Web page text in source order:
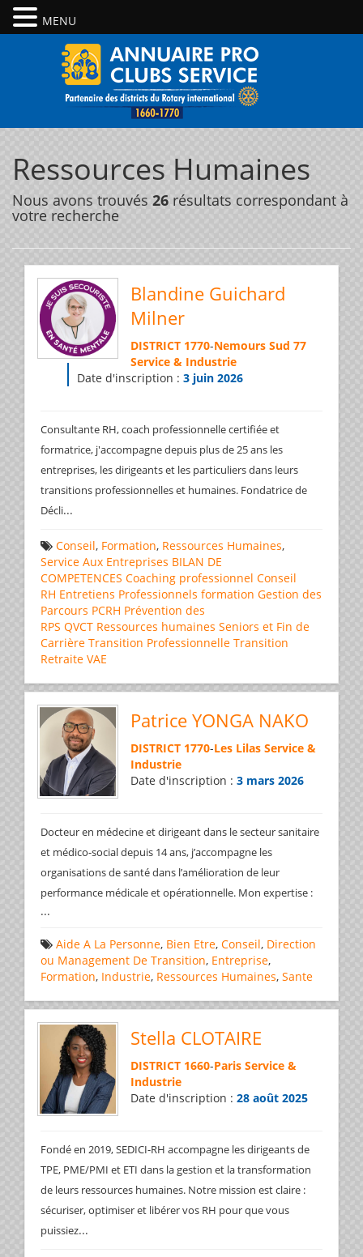
Ressources Humaines
Nous avons trouvés 26 résultats correspondant à
votre recherche
Blandine Guichard
Milner
DISTRICT 1770-Nemours Sud 77
Service & Industrie
Date d'inscription : 3 juin 2026
Consultante RH, coach professionnelle certifiée et
formatrice, j'accompagne depuis plus de 25 ans les
entreprises, les dirigeants et les particuliers dans leurs
transitions professionnelles et humaines. Fondatrice de
Décli...
Conseil, Formation, Ressources Humaines,
Service Aux Entreprises BILAN DE
COMPETENCES Coaching professionnel Conseil
RH Entretiens Professionnels formation Gestion des
Parcours PCRH Prévention des
RPS QVCT Ressources humaines Seniors et Fin de
Carrière Transition Professionnelle Transition
Retraite VAE
Patrice YONGA NAKO
DISTRICT 1770-Les Lilas Service &
Industrie
Date d'inscription : 3 mars 2026
Docteur en médecine et dirigeant dans le secteur sanitaire
et médico-social depuis 14 ans, j’accompagne les
organisations de santé dans l’amélioration de leur
performance médicale et opérationnelle. Mon expertise :
...
Aide A La Personne, Bien Etre, Conseil, Direction
ou Management De Transition, Entreprise,
Formation, Industrie, Ressources Humaines, Sante
Stella CLOTAIRE
DISTRICT 1660-Paris Service &
Industrie
Date d'inscription : 28 août 2025
Fondé en 2019, SEDICI-RH accompagne les dirigeants de
TPE, PME/PMI et ETI dans la gestion et la transformation
de leurs ressources humaines. Notre mission est claire :
sécuriser, optimiser et libérer vos RH pour que vous
puissiez...
MENU